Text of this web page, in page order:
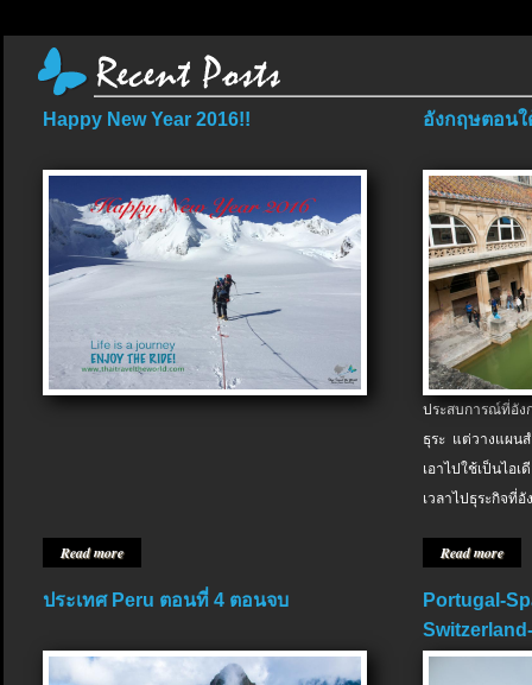
Happy New Year 2016!!
Read more
อังกฤษตอนใ
ประสบการณ์ที่อัง
ธุระ แต่วางแผน
เอาไปใช้เป็นไอ
เวลาไปธุระกิจที่อั
Read more
ประเทศ Peru ตอนที่ 4 ตอนจบ
Portugal-